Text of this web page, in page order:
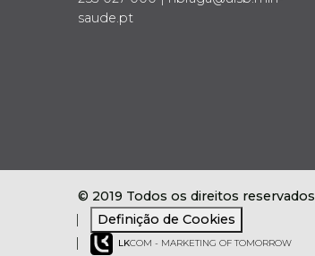
saude.pt
© 2019 Todos os direitos reservados
Definição de Cookies
LKCOM - MARKETING OF TOMORROW